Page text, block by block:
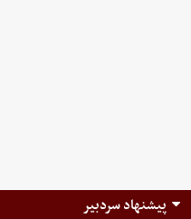
پیشنهاد سردبیر